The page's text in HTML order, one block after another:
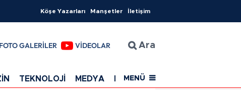
Köşe Yazarları Manşetler İletişim
FOTO GALERİLER VİDEOLAR Ara
TEKNOLOJİ MEDYA EĞİTİM SAĞLIK
MENÜ